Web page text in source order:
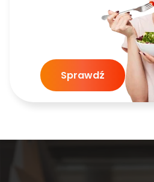
Sprawdź